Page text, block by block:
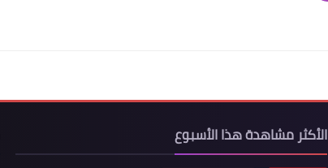
الأكثر مشاهدة هذا الأسبوع